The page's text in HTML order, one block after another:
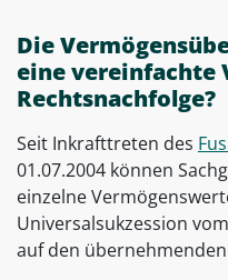
Die
eine vereinfachte
Rechtsnachfolge?
Seit Inkrafttreten des
01.07.2004 können
einzelne
Universalsukzession
auf den